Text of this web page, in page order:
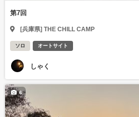
第7回
[兵庫県] THE CHILL CAMP
ソロ オートサイト
しゃく
6